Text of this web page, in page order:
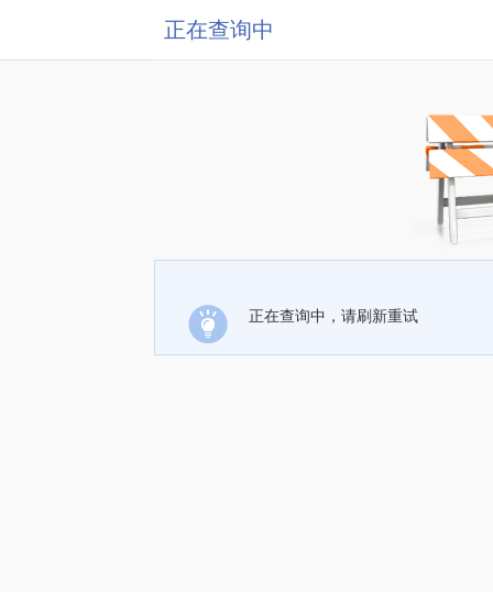
正在查询中
正在查询中，请刷新重试